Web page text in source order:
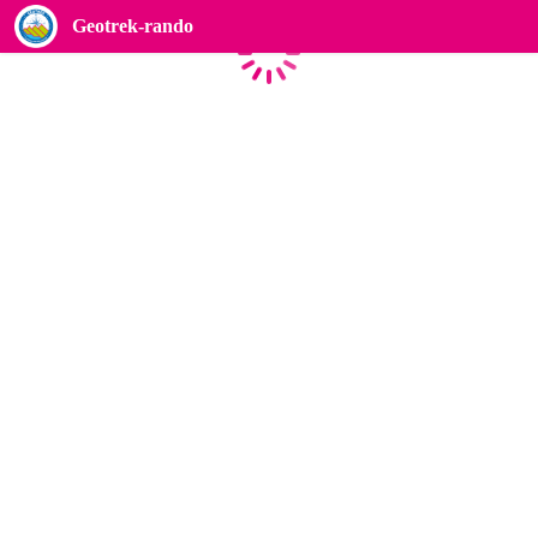
Geotrek-rando
Caricamento